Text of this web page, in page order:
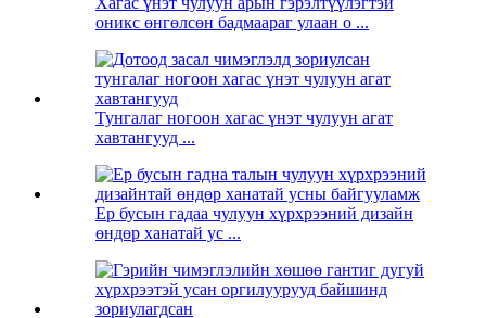
оникс өнгөлсөн бадмаараг улаан o ...
Тунгалаг ногоон хагас үнэт чулуун агат
хавтангууд ...
Ер бусын гадаа чулуун хүрхрээний дизайн
өндөр ханатай ус ...